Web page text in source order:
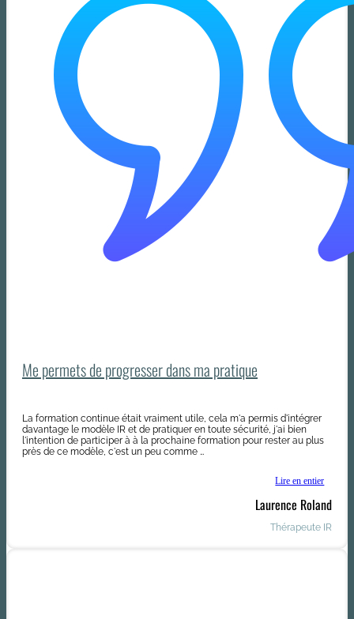
Me permets de progresser dans ma pratique
La formation continue était vraiment utile, cela m'a permis d'intégrer
davantage le modèle IR et de pratiquer en toute sécurité, j'ai bien
l'intention de participer à à la prochaine formation pour rester au plus
près de ce modèle, c'est un peu comme …
Lire en entier
Laurence Roland
Thérapeute IR